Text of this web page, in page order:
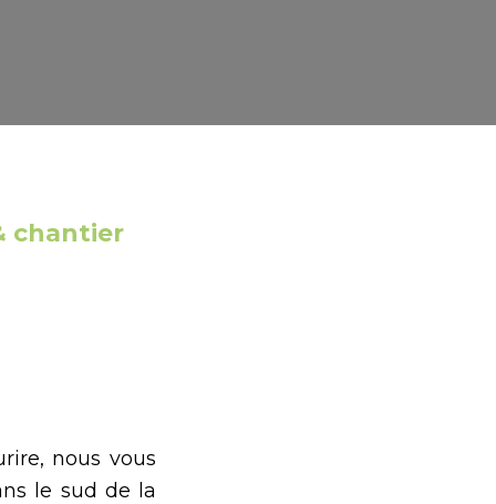
chantier
nous vous
le sud de la